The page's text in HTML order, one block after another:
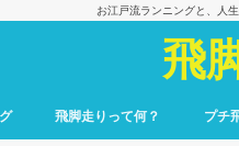
お江戸流ランニングと、人
飛
飛脚走りって何？ プチ